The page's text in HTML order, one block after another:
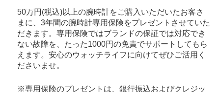
50万円(税込)以上の腕時計をご購入いただいたお客さ
まに、3年間の腕時計専用保険をプレゼントさせていた
だきます。専用保険ではブランドの保証では対応でき
ない故障を、たった1000円の免責でサポートしてもら
えます。安心のウォッチライフに向けてぜひご活用く
ださいませ。
※専用保険のプレゼントは、銀行振込およびクレジッ